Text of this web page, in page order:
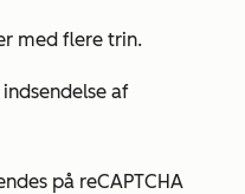
med flere trin.
af
på reCAPTCHA